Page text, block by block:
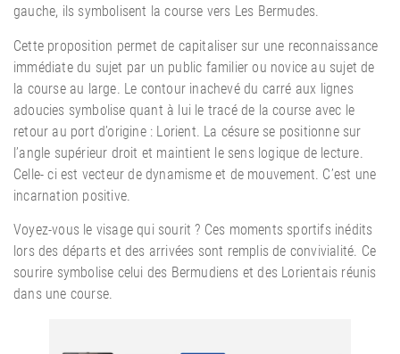
gauche, ils symbolisent la course vers Les Bermudes.
Cette proposition permet de capitaliser sur une reconnaissance
immédiate du sujet par un public familier ou novice au sujet de
la course au large. Le contour inachevé du carré aux lignes
adoucies symbolise quant à lui le tracé de la course avec le
retour au port d’origine : Lorient. La césure se positionne sur
l’angle supérieur droit et maintient le sens logique de lecture.
Celle- ci est vecteur de dynamisme et de mouvement. C’est une
incarnation positive.
Voyez-vous le visage qui sourit ? Ces moments sportifs inédits
lors des départs et des arrivées sont remplis de convivialité. Ce
sourire symbolise celui des Bermudiens et des Lorientais réunis
dans une course.